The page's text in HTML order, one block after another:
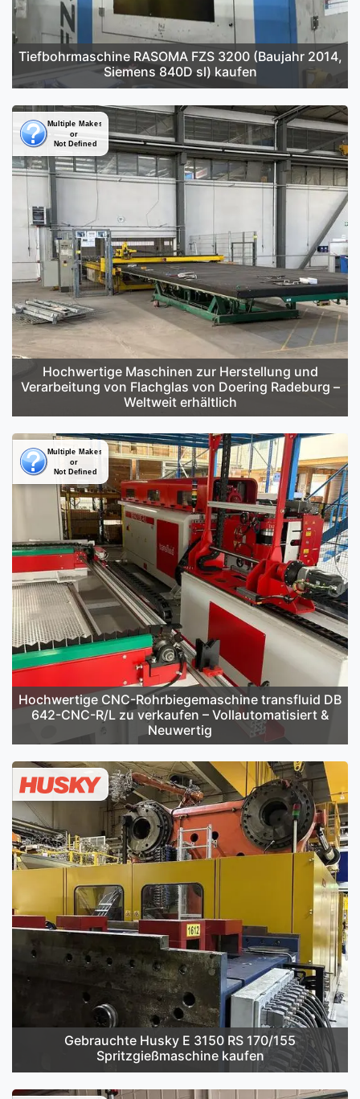
Tiefbohrmaschine RASOMA FZS 3200 (Baujahr 2014,
Siemens 840D sl) kaufen
Hochwertige Maschinen zur Herstellung und
Verarbeitung von Flachglas von Doering Radeburg –
Weltweit erhältlich
Hochwertige CNC-Rohrbiegemaschine transfluid DB
642-CNC-R/L zu verkaufen – Vollautomatisiert &
Neuwertig
Gebrauchte Husky E 3150 RS 170/155
Spritzgießmaschine kaufen